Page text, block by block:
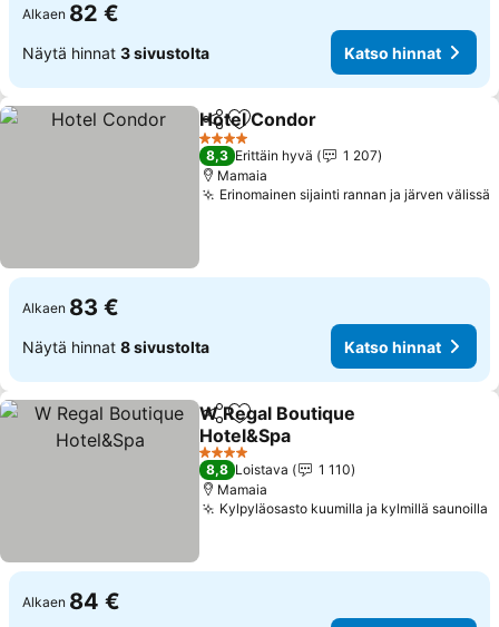
Alkaen 82 €
Näytä hinnat 3 sivustolta Katso hinnat
Jaa Lisää suosikkeihin
Hotel Condor
4 Tähtiluokitus
8,3 Erittäin hyvä
1 207
Mamaia
Erinomainen sijainti rannan ja järven välissä
Alkaen 83 €
Näytä hinnat 8 sivustolta Katso hinnat
Jaa Lisää suosikkeihin
W Regal Boutique
Hotel&Spa
4 Tähtiluokitus
8,8 Loistava
1 110
Mamaia
Kylpyläosasto kuumilla ja kylmillä saunoilla
Alkaen 84 €